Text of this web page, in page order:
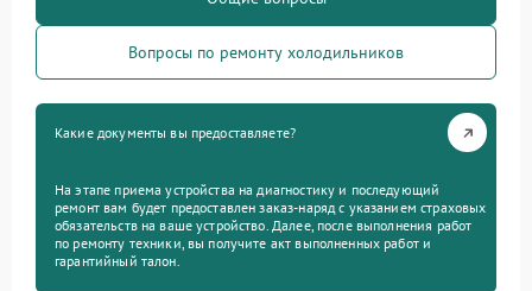
Вопросы по ремонту холодильников
Какие документы вы предоставляете?
На этапе приема устройства на диагностику и последующий
ремонт вам будет предоставлен заказ-наряд с указанием страховых
обязательств на ваше устройство. Далее, после выполнения работ
по ремонту техники, вы получите акт выполненных работ и
гарантийный талон.